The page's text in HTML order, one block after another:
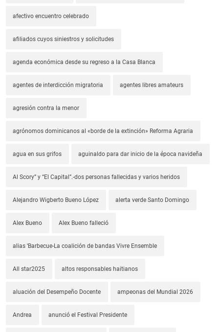
afectivo encuentro celebrado
afiliados cuyos siniestros y solicitudes
agenda económica desde su regreso a la Casa Blanca
agentes de interdicción migratoria agentes libres amateurs
agresión contra la menor
agrónomos dominicanos al «borde de la extinción» Reforma Agraria
agua en sus grifos aguinaldo para dar inicio de la época navideña
Al Scory” y “El Capital”.-dos personas fallecidas y varios heridos
Alejandro Wigberto Bueno López alerta verde Santo Domingo
Alex Bueno Alex Bueno falleció
alias ‘Barbecue-La coalición de bandas Vivre Ensemble
All star2025 altos responsables haitianos
aluación del Desempeño Docente ampeonas del Mundial 2026
Andrea anunció el Festival Presidente